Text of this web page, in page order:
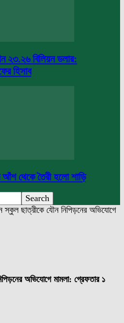
২৩.২৬ বিলিয়ন ডলার:
হিসাব
আঁশ থেকে তৈরী হলো শাড়ি
স্কুল ছাত্রীকে যৌন নিপিড়নের অভিযোগে
অভিযোগে মামলা: গ্রেফতার ১